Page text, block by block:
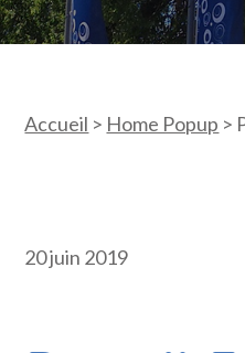
Accueil > Home Popup >
20 juin 2019